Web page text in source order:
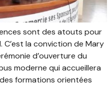
sont des atouts pour
C’est la conviction de Mary
d’ouverture du
moderne qui accueillera
formations orientées